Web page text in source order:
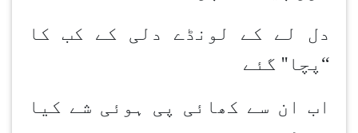
دل لے کے لونڈے دلی کے کب کا
“پچا'' گئے
اب ان سے کھائی پی ہوئی شے کیا